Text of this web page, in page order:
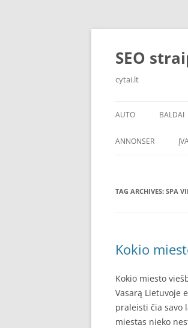
Skip
SEO
cytai.lt
AUTO
PADANGOS
BALDAI
ANNONSER
TAG ARCHIVES: SPA
Kokio
Kokio miesto
Vasarą Lietuvoje
praleisti čia savo
miestas nieko